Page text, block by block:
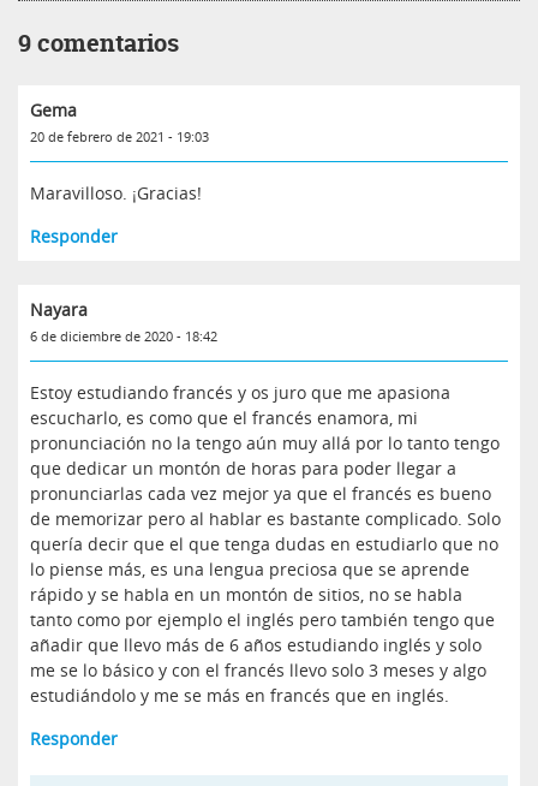
9 comentarios
Gema
20 de febrero de 2021 - 19:03
Maravilloso. ¡Gracias!
Responder
Nayara
6 de diciembre de 2020 - 18:42
Estoy estudiando francés y os juro que me apasiona
escucharlo, es como que el francés enamora, mi
pronunciación no la tengo aún muy allá por lo tanto tengo
que dedicar un montón de horas para poder llegar a
pronunciarlas cada vez mejor ya que el francés es bueno
de memorizar pero al hablar es bastante complicado. Solo
quería decir que el que tenga dudas en estudiarlo que no
lo piense más, es una lengua preciosa que se aprende
rápido y se habla en un montón de sitios, no se habla
tanto como por ejemplo el inglés pero también tengo que
añadir que llevo más de 6 años estudiando inglés y solo
me se lo básico y con el francés llevo solo 3 meses y algo
estudiándolo y me se más en francés que en inglés.
Responder